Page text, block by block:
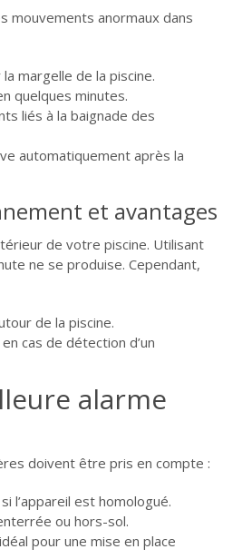
mouvements anormaux dans
margelle de la piscine.
quelques minutes.
liés à la baignade des
automatiquement après la
et avantages
de votre piscine. Utilisant
ne se produise. Cependant,
de la piscine.
cas de détection d’un
alarme
doivent être pris en compte :
l’appareil est homologué.
ou hors-sol.
pour une mise en place